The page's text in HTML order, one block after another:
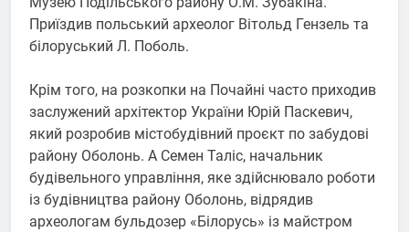
Приїздив польський археолог Вітольд Гензель та
білоруський Л. Поболь.
Крім того, на розкопки на Почайні часто приходив
заслужений архітектор України Юрій Паскевич,
який розробив містобудівний проєкт по забудові
району Оболонь. А Семен Таліс, начальник
будівельного управління, яке здійснювало роботи
із будівництва району Оболонь, відрядив
археологам бульдозер «Білорусь» із майстром